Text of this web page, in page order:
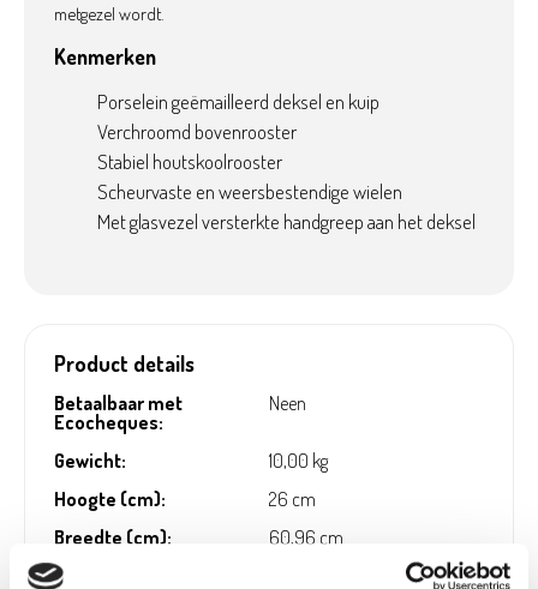
metgezel wordt.
Kenmerken
Porselein geëmailleerd deksel en kuip
Verchroomd bovenrooster
Stabiel houtskoolrooster
Scheurvaste en weersbestendige wielen
Met glasvezel versterkte handgreep aan het deksel
Product details
Betaalbaar met
Ecocheques:
Neen
Gewicht:
10,00 kg
Hoogte (cm):
26 cm
Breedte (cm):
60,96 cm
Lengte (cm):